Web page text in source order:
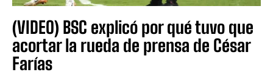
(VIDEO) BSC explicó por qué tuvo que
acortar la rueda de prensa de César
Farías